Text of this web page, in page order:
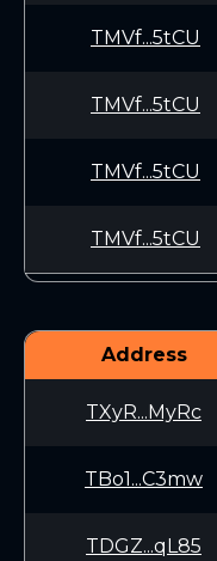
TMVf...5tCU
TMVf...5tCU
TMVf...5tCU
TMVf...5tCU
Address
TXyR...MyRc
TBo1...C3mw
TDGZ...qL85